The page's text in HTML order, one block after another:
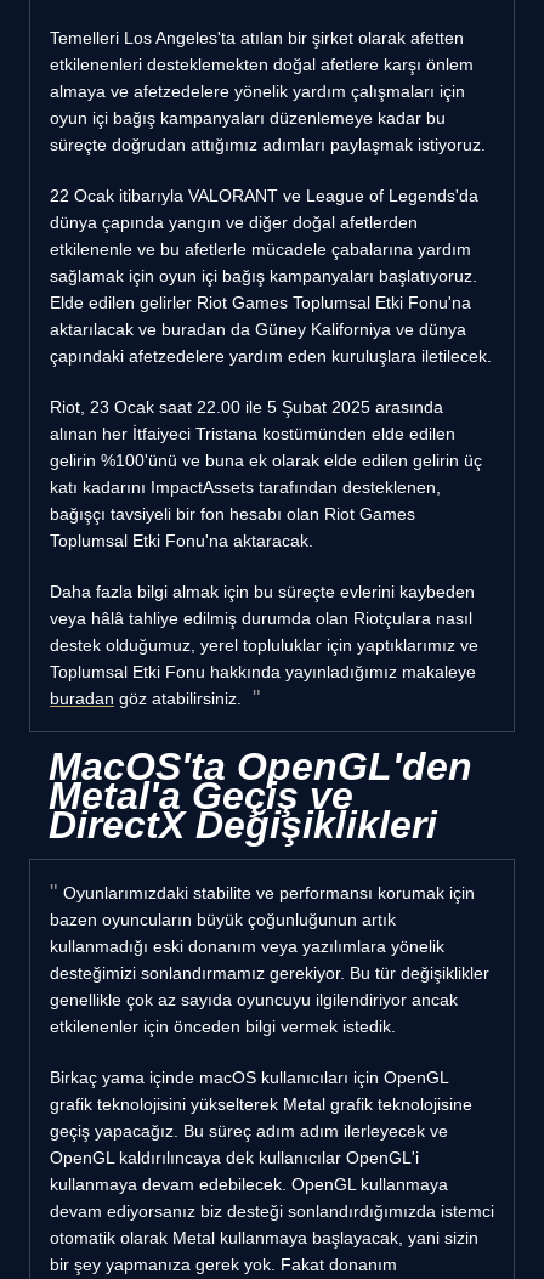
Temelleri Los Angeles'ta atılan bir şirket olarak afetten
etkilenenleri desteklemekten doğal afetlere karşı önlem
almaya ve afetzedelere yönelik yardım çalışmaları için
oyun içi bağış kampanyaları düzenlemeye kadar bu
süreçte doğrudan attığımız adımları paylaşmak istiyoruz.
22 Ocak itibarıyla VALORANT ve League of Legends'da
dünya çapında yangın ve diğer doğal afetlerden
etkilenenle ve bu afetlerle mücadele çabalarına yardım
sağlamak için oyun içi bağış kampanyaları başlatıyoruz.
Elde edilen gelirler Riot Games Toplumsal Etki Fonu'na
aktarılacak ve buradan da Güney Kaliforniya ve dünya
çapındaki afetzedelere yardım eden kuruluşlara iletilecek.
Riot, 23 Ocak saat 22.00 ile 5 Şubat 2025 arasında
alınan her İtfaiyeci Tristana kostümünden elde edilen
gelirin %100'ünü ve buna ek olarak elde edilen gelirin üç
katı kadarını ImpactAssets tarafından desteklenen,
bağışçı tavsiyeli bir fon hesabı olan Riot Games
Toplumsal Etki Fonu'na aktaracak.
Daha fazla bilgi almak için bu süreçte evlerini kaybeden
veya hâlâ tahliye edilmiş durumda olan Riotçulara nasıl
destek olduğumuz, yerel topluluklar için yaptıklarımız ve
Toplumsal Etki Fonu hakkında yayınladığımız makaleye
buradan göz atabilirsiniz.
MacOS'ta OpenGL'den
Metal'a Geçiş ve
DirectX Değişiklikleri
Oyunlarımızdaki stabilite ve performansı korumak için
bazen oyuncuların büyük çoğunluğunun artık
kullanmadığı eski donanım veya yazılımlara yönelik
desteğimizi sonlandırmamız gerekiyor. Bu tür değişiklikler
genellikle çok az sayıda oyuncuyu ilgilendiriyor ancak
etkilenenler için önceden bilgi vermek istedik.
Birkaç yama içinde macOS kullanıcıları için OpenGL
grafik teknolojisini yükselterek Metal grafik teknolojisine
geçiş yapacağız. Bu süreç adım adım ilerleyecek ve
OpenGL kaldırılıncaya dek kullanıcılar OpenGL'i
kullanmaya devam edebilecek. OpenGL kullanmaya
devam ediyorsanız biz desteği sonlandırdığımızda istemci
otomatik olarak Metal kullanmaya başlayacak, yani sizin
bir şey yapmanıza gerek yok. Fakat donanım